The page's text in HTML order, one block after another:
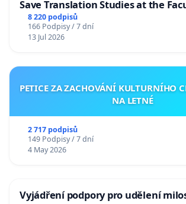
Save Translation Studies at the
Charles University
8 220 podpisů
166 Podpisy / 7 dní
13 Jul 2026
PETICE ZA ZACHOVÁNÍ KULTURNÍHO
NA LETNÉ
2 717 podpisů
149 Podpisy / 7 dní
4 May 2026
Vyjádření podpory pro udělení